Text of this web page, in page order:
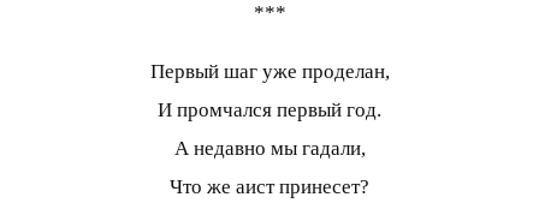
***
Первый шаг уже проделан,
И промчался первый год.
А недавно мы гадали,
Что же аист принесет?